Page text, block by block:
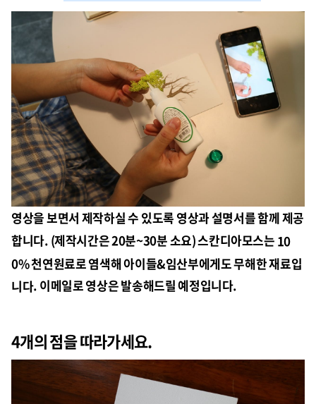
영상을 보면서 제작하실 수 있도록 영상과 설명서를 함께 제공
합니다. (제작시간은 20분~30분 소요) 스칸디아모스는 10
0% 천연원료로 염색해 아이들&임산부에게도 무해한 재료입
니다. 이메일로 영상은 발송해드릴 예정입니다.
4개의 점을 따라가세요.